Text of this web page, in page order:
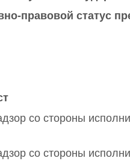
правовой статус
со стороны
со стороны